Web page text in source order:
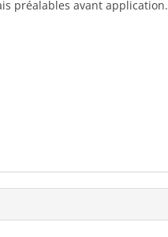
préalables avant application.